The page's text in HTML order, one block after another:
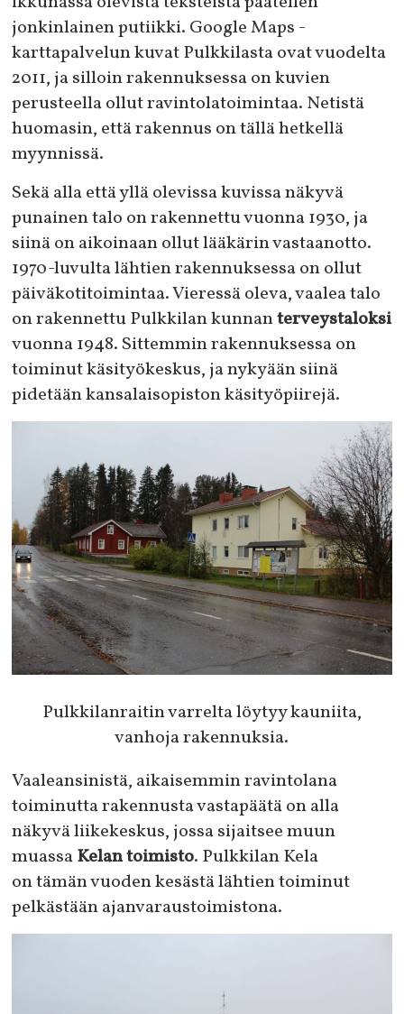
jonkinlainen putiikki. Google Maps -
karttapalvelun kuvat Pulkkilasta ovat vuodelta
2011, ja silloin rakennuksessa on kuvien
perusteella ollut ravintolatoimintaa. Netistä
huomasin, että rakennus on tällä hetkellä
myynnissä.
Sekä alla että yllä olevissa kuvissa näkyvä
punainen talo on rakennettu vuonna 1930, ja
siinä on aikoinaan ollut lääkärin vastaanotto.
1970-luvulta lähtien rakennuksessa on ollut
päiväkotitoimintaa. Vieressä oleva, vaalea talo
on rakennettu Pulkkilan kunnanterveystaloksi
vuonna 1948. Sittemmin rakennuksessa on
toiminut käsityökeskus, ja nykyään siinä
pidetään kansalaisopiston käsityöpiirejä.
Pulkkilanraitin varrelta löytyy kauniita,
vanhoja rakennuksia.
Vaaleansinistä, aikaisemmin ravintolana
toiminutta rakennusta vastapäätä on alla
näkyvä liikekeskus, jossa sijaitsee muun
muassaKelan toimisto. Pulkkilan Kela
on tämän vuoden kesästä lähtien toiminut
pelkästään ajanvaraustoimistona.